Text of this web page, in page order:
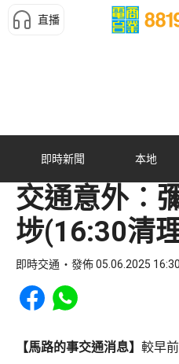
直播
即時新聞 本地
交通意外︰
埗(16:30清
即時交通 發佈 05.06.2025 16:30
Share to Facebook
Share to WhatsApp
【馬路的事交通消息】 較早